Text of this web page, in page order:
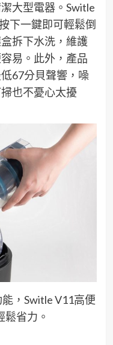
大型電器。Switle
下一鍵即可輕鬆倒
拆下水洗，維護
易。此外，產品
67分貝聲響，噪
也不憂心太擾
，Switle V11高便
省力。